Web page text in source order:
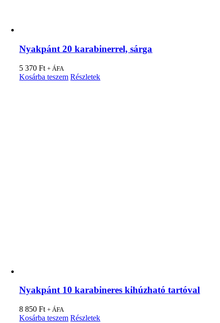
Nyakpánt 20 karabinerrel, sárga
5 370Ft + ÁFA
Kosárba teszem Részletek
Nyakpánt 10 karabineres kihúzható tartóval
8 850Ft + ÁFA
Kosárba teszem Részletek